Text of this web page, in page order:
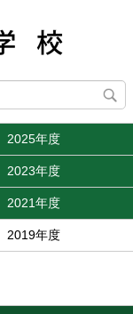
2025年度
2023年度
2021年度
2019年度